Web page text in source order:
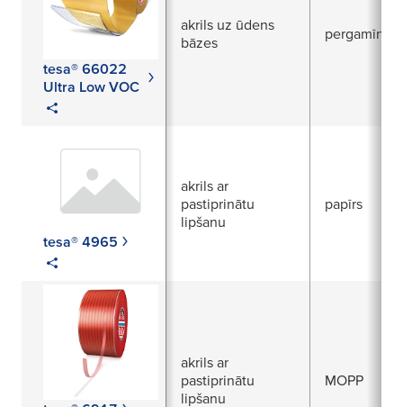
tesa® 66022
Ultra Low VOC
akrils uz ūdens
bāzes
pergamīns
tesa® 4965
akrils ar
pastiprinātu
lipšanu
papīrs
akrils ar
pastiprinātu
lipšanu
MOPP